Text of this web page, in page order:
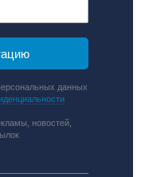
данных
новостей,